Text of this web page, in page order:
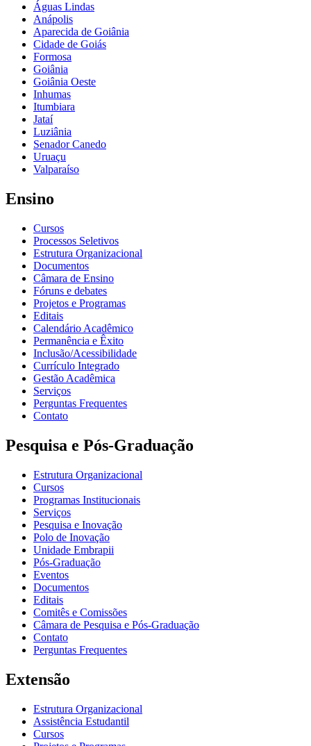
Águas Lindas
Anápolis
Aparecida de Goiânia
Cidade de Goiás
Formosa
Goiânia
Goiânia Oeste
Inhumas
Itumbiara
Jataí
Luziânia
Senador Canedo
Uruaçu
Valparaíso
Ensino
Cursos
Processos Seletivos
Estrutura Organizacional
Documentos
Câmara de Ensino
Fóruns e debates
Projetos e Programas
Editais
Calendário Acadêmico
Permanência e Êxito
Inclusão/Acessibilidade
Currículo Integrado
Gestão Acadêmica
Serviços
Perguntas Frequentes
Contato
Pesquisa e Pós-Graduação
Estrutura Organizacional
Cursos
Programas Institucionais
Serviços
Pesquisa e Inovação
Polo de Inovação
Unidade Embrapii
Pós-Graduação
Eventos
Documentos
Editais
Comitês e Comissões
Câmara de Pesquisa e Pós-Graduação
Contato
Perguntas Frequentes
Extensão
Estrutura Organizacional
Assistência Estudantil
Cursos